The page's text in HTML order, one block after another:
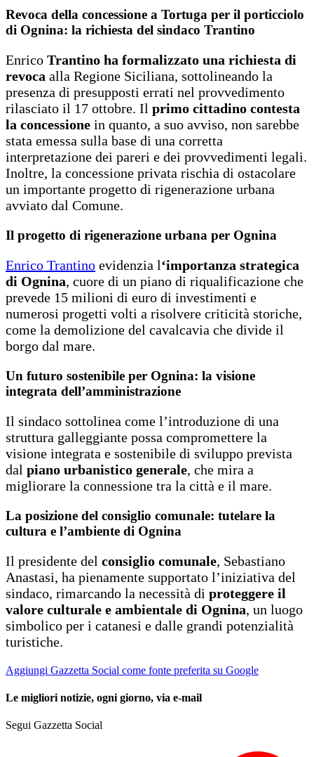
Revoca della concessione a Tortuga per il porticciolo
di Ognina: la richiesta del sindaco Trantino
Enrico Trantino ha formalizzato una richiesta di
revoca alla Regione Siciliana, sottolineando la
presenza di presupposti errati nel provvedimento
rilasciato il 17 ottobre. Il primo cittadino contesta
la concessione in quanto, a suo avviso, non sarebbe
stata emessa sulla base di una corretta
interpretazione dei pareri e dei provvedimenti legali.
Inoltre, la concessione privata rischia di ostacolare
un importante progetto di rigenerazione urbana
avviato dal Comune.
Il progetto di rigenerazione urbana per Ognina
Enrico Trantino evidenzia l‘importanza strategica
di Ognina, cuore di un piano di riqualificazione che
prevede 15 milioni di euro di investimenti e
numerosi progetti volti a risolvere criticità storiche,
come la demolizione del cavalcavia che divide il
borgo dal mare.
Un futuro sostenibile per Ognina: la visione
integrata dell’amministrazione
Il sindaco sottolinea come l’introduzione di una
struttura galleggiante possa compromettere la
visione integrata e sostenibile di sviluppo prevista
dal piano urbanistico generale, che mira a
migliorare la connessione tra la città e il mare.
La posizione del consiglio comunale: tutelare la
cultura e l’ambiente di Ognina
Il presidente del consiglio comunale, Sebastiano
Anastasi, ha pienamente supportato l’iniziativa del
sindaco, rimarcando la necessità di proteggere il
valore culturale e ambientale di Ognina, un luogo
simbolico per i catanesi e dalle grandi potenzialità
turistiche.
Aggiungi Gazzetta Social come fonte preferita su Google
Le migliori notizie, ogni giorno, via e-mail
Segui Gazzetta Social